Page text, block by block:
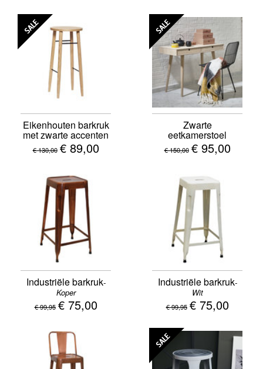
Eikenhouten barkruk
met zwarte accenten
€ 130,00 € 89,00
SALE
Zwarte
eetkamerstoel
€ 150,00 € 95,00
SALE
Industriële barkruk-
Koper
€ 99,95 € 75,00
Industriële barkruk-
Wit
€ 99,95 € 75,00
SALE